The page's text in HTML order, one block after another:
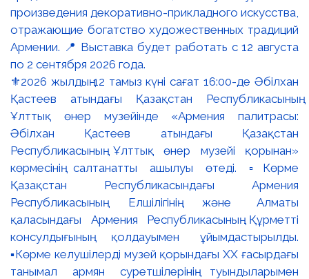
⚜️2026 жылдың 12 тамыз күні сағат 16:00-де Әбілхан
Қастеев атындағы Қазақстан Республикасының
Ұлттық өнер музейінде «Армения палитрасы:
Әбілхан Қастеев атындағы Қазақстан
Республикасының Ұлттық өнер музейі қорынан»
көрмесінің салтанатты ашылуы өтеді. ▫️Көрме
Қазақстан Республикасындағы Армения
Республикасының Елшілігінің және Алматы
қаласындағы Армения Республикасының Құрметті
консулдығының қолдауымен ұйымдастырылды.
▪️Көрме келушілерді музей қорындағы ХХ ғасырдағы
танымал армян суретшілерінің туындыларымен